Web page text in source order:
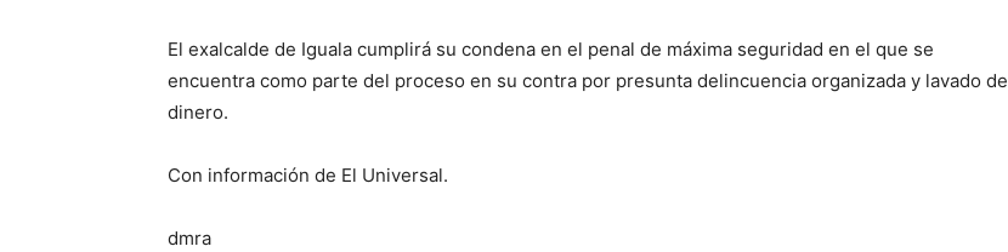
El exalcalde de Iguala cumplirá su condena en el penal de máxima seguridad en el que se
encuentra como parte del proceso en su contra por presunta delincuencia organizada y lavado de
dinero.
Con información de El Universal.
dmra